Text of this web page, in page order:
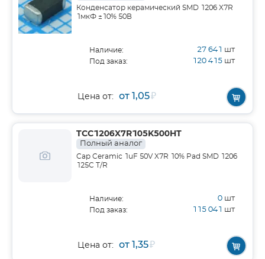
Конденсатор керамический SMD 1206 X7R
1мкФ ±10% 50В
Наличие: 27 641 шт
Под заказ: 120 415 шт
Цена от: от 1,05₽
TCC1206X7R105K500HT
Полный аналог
Cap Ceramic 1uF 50V X7R 10% Pad SMD 1206
125C T/R
Наличие: 0 шт
Под заказ: 115 041 шт
Цена от: от 1,35₽